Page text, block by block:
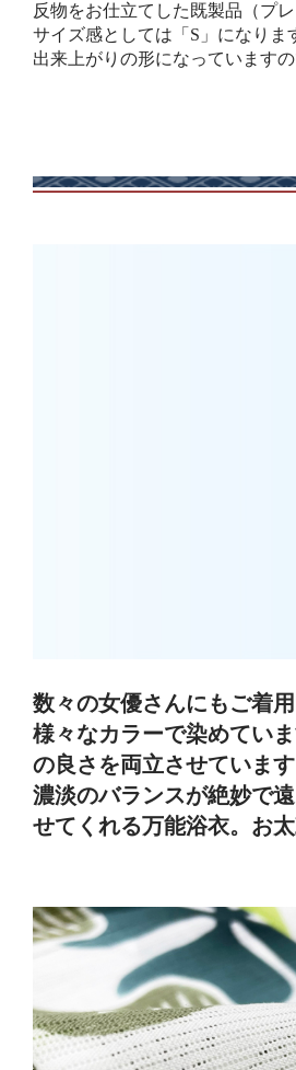
反物をお仕立てした既製品（プ
サイズ感としては「S」になりま
出来上がりの形になっています
数々の女優さんにもご着
様々なカラーで染めてい
の良さを両立させています
濃淡のバランスが絶妙で
せてくれる万能浴衣。お